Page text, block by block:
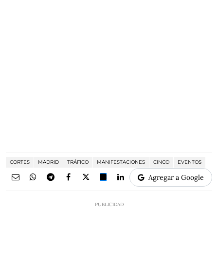
CORTES MADRID TRÁFICO MANIFESTACIONES CINCO EVENTOS
Agregar a Google